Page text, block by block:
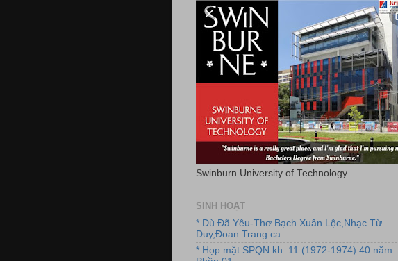
Swinburn University of Technology.
SINH HOẠT
* Dù Đã Yêu-Thơ Bạch Xuân Lộc,Nhạc Từ
Duy,Đoan Trang ca.
* Họp mặt SPQN kh. 11 (1972-1974) 40 năm :